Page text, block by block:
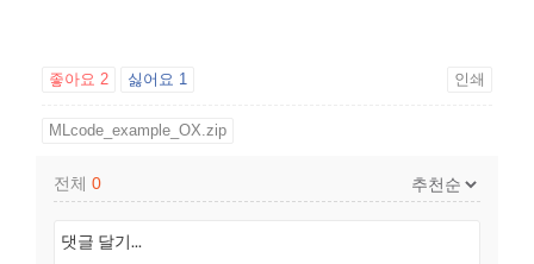
좋아요 2 싫어요 1 인쇄
MLcode_example_OX.zip
전체 0